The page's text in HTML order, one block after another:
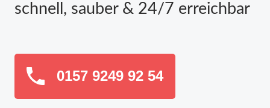
schnell, sauber & 24/7 erreichbar
0157 9249 92 54